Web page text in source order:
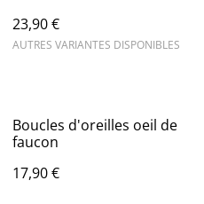
23,90 €
AUTRES VARIANTES DISPONIBLES
Boucles d'oreilles oeil de
faucon
17,90 €